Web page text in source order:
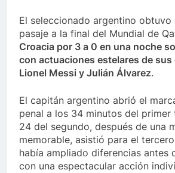
El seleccionado argentino obtuvo
pasaje a la final del Mundial de
Croacia por 3 a 0 en una noche
con actuaciones estelares de sus
Lionel Messi y Julián Álvarez.
El capitán argentino abrió el
penal a los 34 minutos del
24 del segundo, después de una
memorable, asistió para el
había ampliado diferencias antes
con una espectacular acción